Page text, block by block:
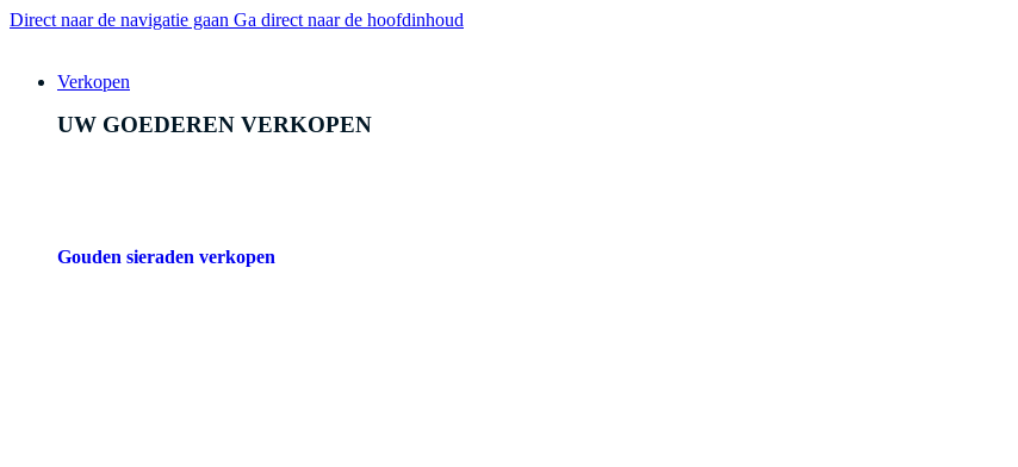
Direct naar de navigatie gaan Ga direct naar de hoofdinhoud
Verkopen
UW GOEDEREN VERKOPEN
Gouden sieraden verkopen